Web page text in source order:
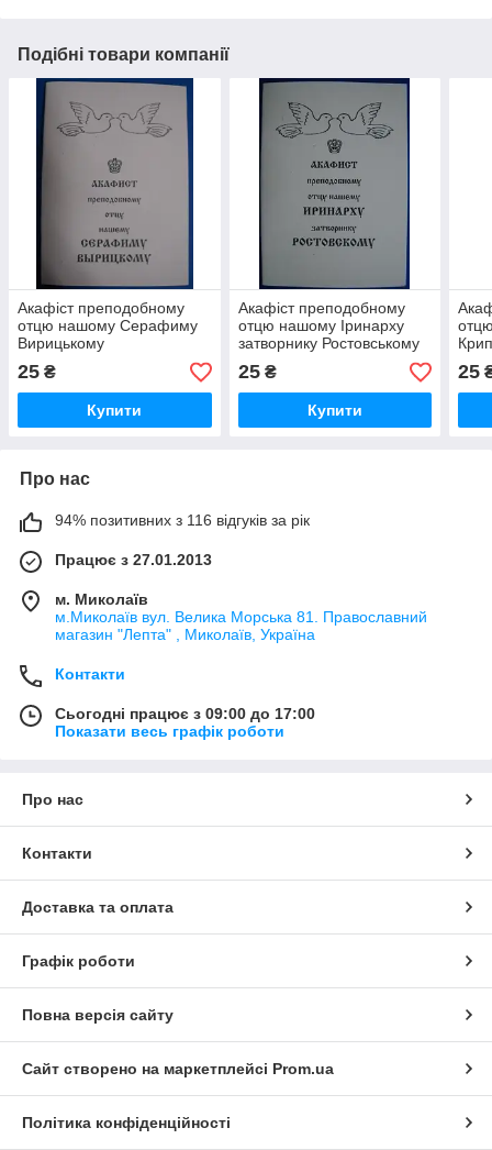
Подібні товари компанії
Акафіст преподобному
отцю нашому Серафиму
Вирицькому
25 ₴
Купити
Акафіст преподобному
отцю нашому Іринарху
затворнику Ростовському
25₴
Купити
25
Про нас
94% позитивних з 116 відгуків за рік
Працює з 27.01.2013
м. Миколаїв
м.Миколаїв вул. Велика Морська 81. Православний
магазин "Лепта" , Миколаїв, Україна
Контакти
Сьогодні працює з 09:00 до 17:00
Показати весь графік роботи
Про нас
Контакти
Доставка та оплата
Графік роботи
Повна версія сайту
Сайт створено на маркетплейсі Prom.ua
Політика конфіденційності